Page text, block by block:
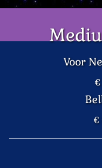
Voor
€